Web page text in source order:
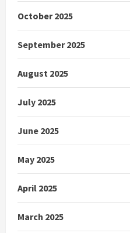
October 2025
September 2025
August 2025
July 2025
June 2025
May 2025
April 2025
March 2025